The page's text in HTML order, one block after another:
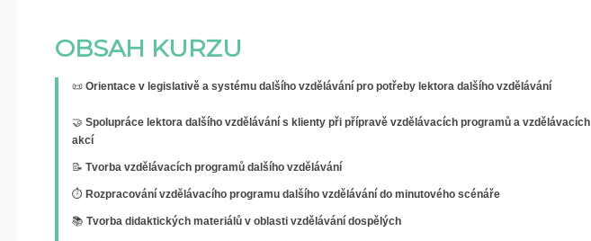
OBSAH KURZU
📜 Orientace v legislativě a systému dalšího vzdělávání pro potřeby lektora dalšího vzdělávání
🤝 Spolupráce lektora dalšího vzdělávání s klienty při přípravě vzdělávacích programů a vzdělávacích
akcí
📝 Tvorba vzdělávacích programů dalšího vzdělávání
⏱️ Rozpracování vzdělávacího programu dalšího vzdělávání do minutového scénáře
📚 Tvorba didaktických materiálů v oblasti vzdělávání dospělých